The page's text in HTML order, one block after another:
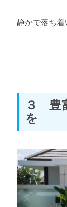
静かで落ち着
３ 豊
を